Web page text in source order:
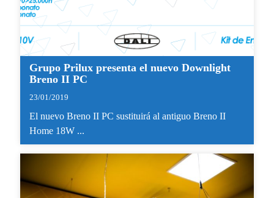
Grupo Prilux presenta el nuevo Downlight
Breno II PC
23/01/2019
El nuevo Breno II PC sustituirá al antiguo Breno II
Home 18W ...